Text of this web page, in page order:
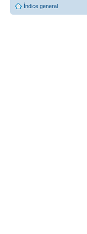
Índice general